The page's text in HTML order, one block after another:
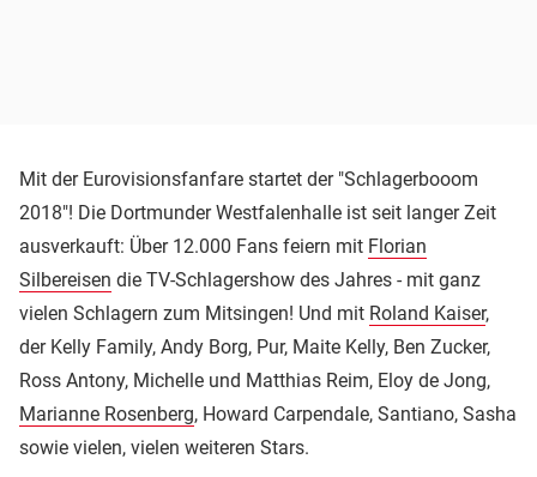
Mit der Eurovisionsfanfare startet der "Schlagerbooom
2018"! Die Dortmunder Westfalenhalle ist seit langer Zeit
ausverkauft: Über 12.000 Fans feiern mit Florian
Silbereisen die TV-Schlagershow des Jahres - mit ganz
vielen Schlagern zum Mitsingen! Und mit Roland Kaiser,
der Kelly Family, Andy Borg, Pur, Maite Kelly, Ben Zucker,
Ross Antony, Michelle und Matthias Reim, Eloy de Jong,
Marianne Rosenberg, Howard Carpendale, Santiano, Sasha
sowie vielen, vielen weiteren Stars.